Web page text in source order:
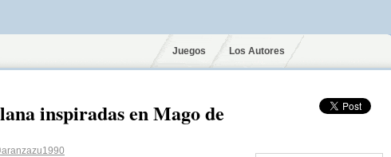
Juegos Los Autores
inspiradas en Mago de